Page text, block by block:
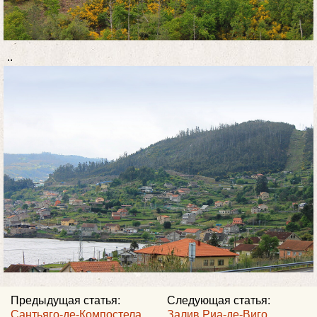
..
Следующая статья:
Залив Риа-де-Виго
Предыдущая статья:
Сантьяго-де-Компостела.